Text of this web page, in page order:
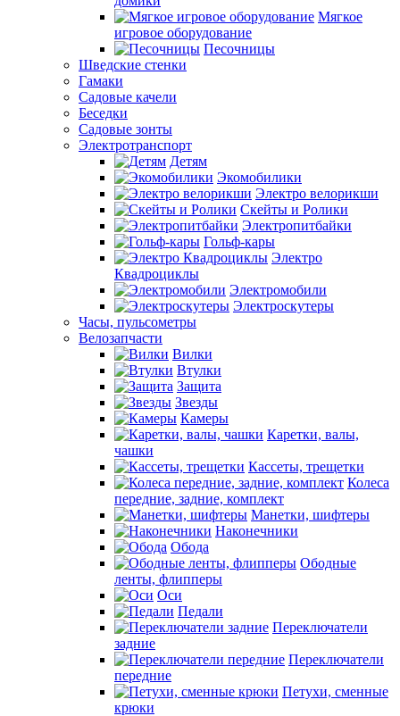
Мягкое
игровое оборудование
Песочницы
Шведские стенки
Гамаки
Садовые качели
Беседки
Садовые зонты
Электротранспорт
Детям
Экомобилики
Электро велорикши
Скейты и Ролики
Электропитбайки
Гольф-кары
Электро
Квадроциклы
Электромобили
Электроскутеры
Часы, пульсометры
Велозапчасти
Вилки
Втулки
Защита
Звезды
Камеры
Каретки, валы,
чашки
Кассеты, трещетки
Колеса
передние, задние, комплект
Манетки, шифтеры
Наконечники
Обода
Ободные
ленты, флипперы
Оси
Педали
Переключатели
задние
Переключатели
передние
Петухи, сменные
крюки